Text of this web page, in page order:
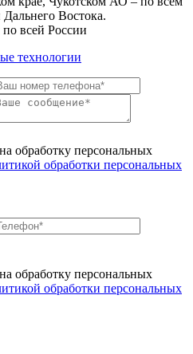
Востока.
всей России
технологии
обработку персональных
обработки персональных
обработку персональных
обработки персональных